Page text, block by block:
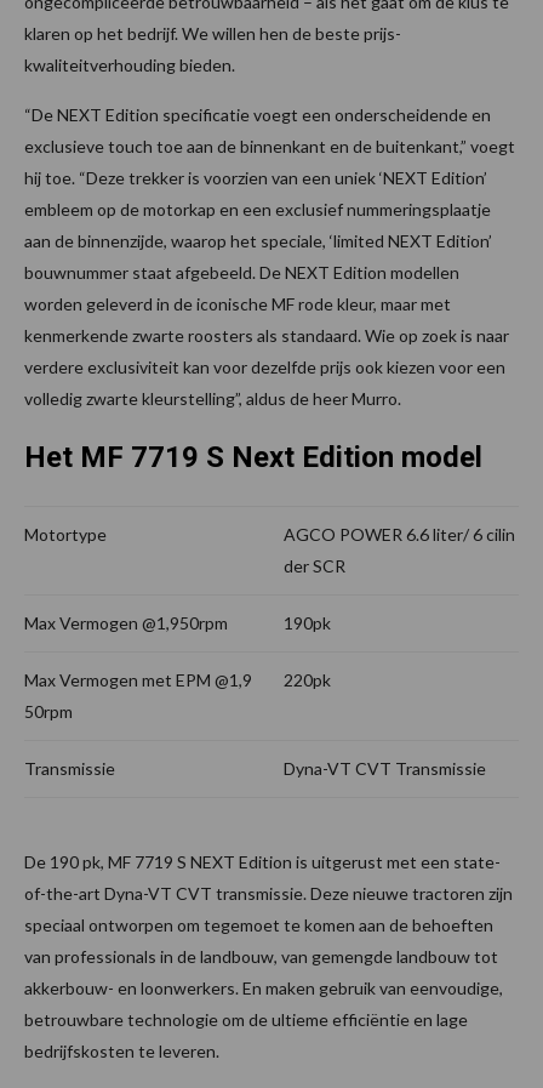
klaren op het bedrijf. We willen hen de beste prijs-
kwaliteitverhouding bieden.
“De NEXT Edition specificatie voegt een onderscheidende en
exclusieve touch toe aan de binnenkant en de buitenkant,” voegt
hij toe. “Deze trekker is voorzien van een uniek ‘NEXT Edition’
embleem op de motorkap en een exclusief nummeringsplaatje
aan de binnenzijde, waarop het speciale, ‘limited NEXT Edition’
bouwnummer staat afgebeeld. De NEXT Edition modellen
worden geleverd in de iconische MF rode kleur, maar met
kenmerkende zwarte roosters als standaard. Wie op zoek is naar
verdere exclusiviteit kan voor dezelfde prijs ook kiezen voor een
volledig zwarte kleurstelling”, aldus de heer Murro.
Het MF 7719 S Next Edition model
Motortype
AGCO POWER 6.6 liter/ 6 cilin
der SCR
Max Vermogen @1,950rpm 190pk
Max Vermogen met EPM @1,9
50rpm
220pk
Transmissie Dyna-VT CVT Transmissie
De 190 pk, MF 7719 S NEXT Edition is uitgerust met een state-
of-the-art Dyna-VT CVT transmissie. Deze nieuwe tractoren zijn
speciaal ontworpen om tegemoet te komen aan de behoeften
van professionals in de landbouw, van gemengde landbouw tot
akkerbouw- en loonwerkers. En maken gebruik van eenvoudige,
betrouwbare technologie om de ultieme efficiëntie en lage
bedrijfskosten te leveren.